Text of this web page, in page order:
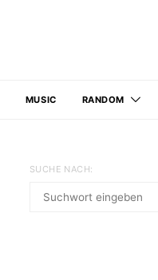
MUSIC RANDOM
SUCHE NACH: